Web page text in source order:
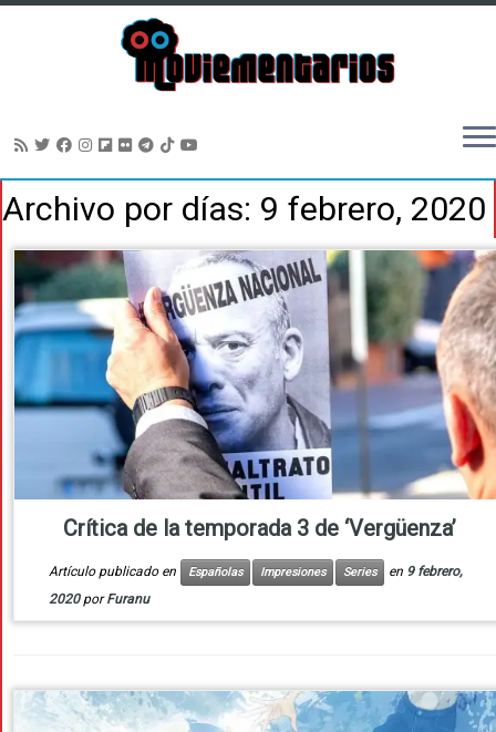
al
Archivo por días: 9 febrero, 2020
Crítica de la temporada 3 de ‘Vergüenza’
Artículo publicado en Españolas Impresiones Series en 9 febrero,
2020 porFuranu